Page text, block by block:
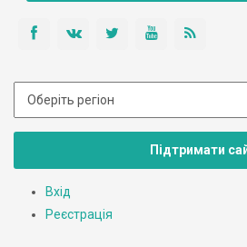
Підтримати
Вхід
Реєстрація